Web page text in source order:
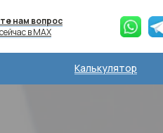
нам вопрос
в MAX
Калькулятор